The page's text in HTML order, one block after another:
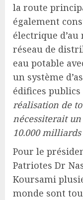
la route
également
électrique d’au
réseau de
eau potable
un système
édifices
réalisation de
nécessiterait
10.000 milliards
Pour le
Patriotes Dr
Koursami
monde sont